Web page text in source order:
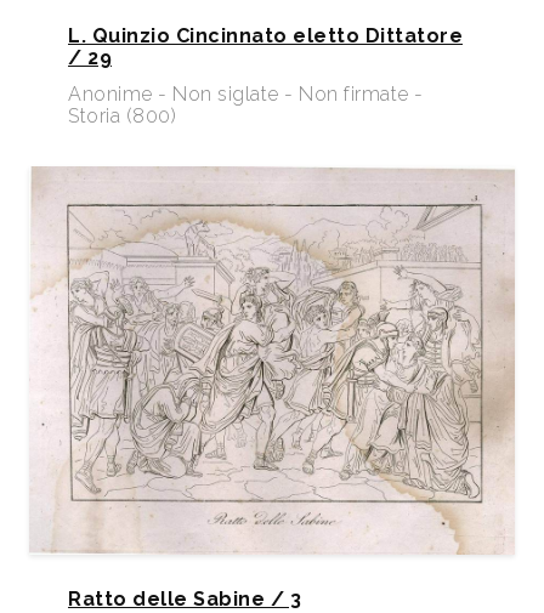
L. Quinzio Cincinnato eletto Dittatore
/ 29
Anonime - Non siglate - Non firmate -
Storia (800)
Ratto delle Sabine / 3